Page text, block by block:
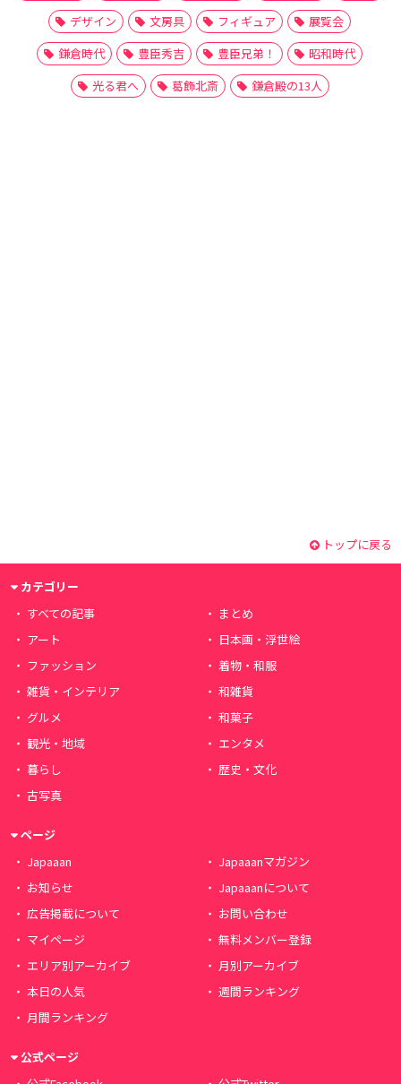
デザイン
文房具 フィギュア
展覧会
鎌倉時代
豊臣秀吉 豊臣兄弟！
昭和時代
光る君へ
葛飾北斎 鎌倉殿の13人
トップに戻る
カテゴリー
すべての記事
まとめ
アート
日本画・浮世絵
ファッション
着物・和服
雑貨・インテリア
和雑貨
グルメ
和菓子
観光・地域
エンタメ
暮らし
歴史・文化
古写真
ページ
Japaaan
Japaaanマガジン
お知らせ
Japaaanについて
広告掲載について
お問い合わせ
マイページ
無料メンバー登録
エリア別アーカイブ
月別アーカイブ
本日の人気
週間ランキング
月間ランキング
公式ページ